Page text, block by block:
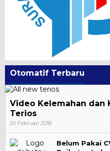
Otomatif Terbaru
Video Kelemahan dan
Terios
20 Februari 2018
Belum Pakai